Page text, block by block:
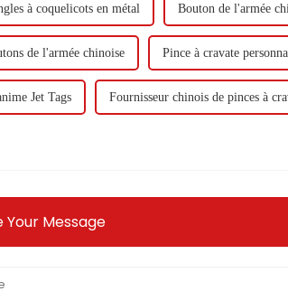
à coquelicots en métal Bouton de l'armée
de l'armée chinoise Pince à cravate
Jet Tags Fournisseur chinois de pinces à
Your Message